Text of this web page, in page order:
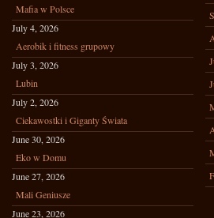
Mafia w Polsce
July 4, 2026
Aerobik i fitness grupowy
July 3, 2026
Lubin
July 2, 2026
Ciekawostki i Giganty Świata
June 30, 2026
Eko w Domu
June 27, 2026
Mali Geniusze
June 23, 2026